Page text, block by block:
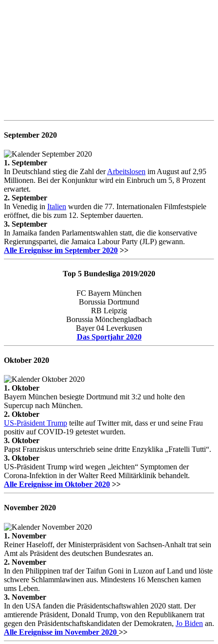
September 2020
1. September
In Deutschland stieg die Zahl derArbeitslosen im August auf 2,95
Millionen. Bei der Konjunktur wird ein Einbruch um 5, 8 Prozent
erwartet.
2. September
In Venedig in Italien wurden die 77. Internationalen Filmfestspiele
eröffnet, die bis zum 12. September dauerten.
3. September
In Jamaika fanden Parlamentswahlen statt, die die konservative
Regierungspartei, die Jamaica Labour Party (JLP) gewann.
Alle Ereignisse im September 2020 >>
Top 5 Bundesliga 2019/2020
FC Bayern München
Borussia Dortmund
RB Leipzig
Borussia Mönchengladbach
Bayer 04 Leverkusen
Das Sportjahr 2020
Oktober 2020
1. Oktober
Bayern München besiegte Dortmund mit 3:2 und holte den
Supercup nach München.
2. Oktober
US-Präsident Trump teilte auf Twitter mit, dass er und seine Frau
positiv auf COVID-19 getestet wurden.
3. Oktober
Papst Franziskus unterschrieb seine dritte Enzyklika „Fratelli Tutti“.
3. Oktober
US-Präsident Trump wird wegen „leichten“ Symptomen der
Corona-Infektion in der Walter Reed Militärklinik behandelt.
Alle Ereignisse im Oktober 2020 >>
November 2020
1. November
Reiner Haseloff, der Ministerpräsident von Sachsen-Anhalt trat sein
Amt als Präsident des deutschen Bundesrates an.
2. November
In den Philippinen traf der Taifun Goni in Luzon auf Land und löste
schwere Schlammlawinen aus. Mindestens 16 Menschen kamen
ums Leben.
3. November
In den USA fanden die Präsidentschaftswahlen 2020 statt. Der
amtierende Präsident, Donald Trump, von den Republikanern trat
gegen den Präsidentschaftskandidaten der Demokraten, Jo Biden an.
Alle Ereignisse im November 2020 >>